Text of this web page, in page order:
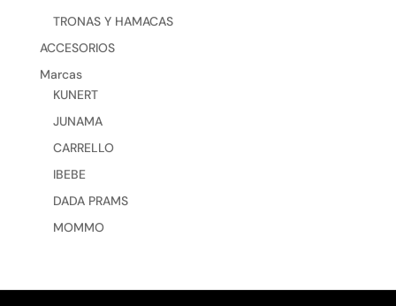
TRONAS Y HAMACAS
ACCESORIOS
Marcas
KUNERT
JUNAMA
CARRELLO
IBEBE
DADA PRAMS
MOMMO